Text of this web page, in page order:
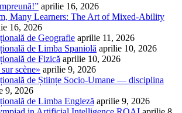
aprilie 16, 2026
Many Learners: The Art of Mixed-Ability
16, 2026
de Geografie aprilie 11, 2026
de Limba Spaniolă aprilie 10, 2026
de Fizică aprilie 10, 2026
scène» aprilie 9, 2026
de Științe Socio-Umane — disciplina
9, 2026
de Limba Engleză aprilie 9, 2026